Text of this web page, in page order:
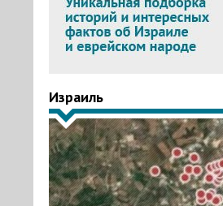
Израиль